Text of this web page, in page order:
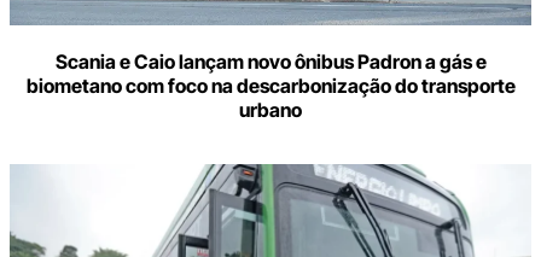
Scania e Caio lançam novo ônibus Padron a gás e
biometano com foco na descarbonização do transporte
urbano